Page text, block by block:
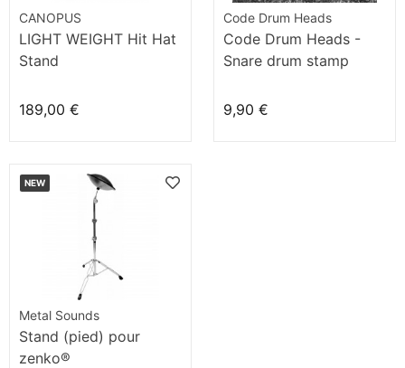
CANOPUS
LIGHT WEIGHT Hit Hat
Stand
189,00 €
Code Drum Heads
Code Drum Heads -
Snare drum stamp
9,90 €
NEW
Metal Sounds
Stand (pied) pour
zenko®